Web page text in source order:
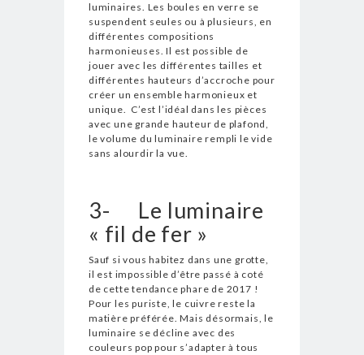
luminaires. Les boules en verre se
suspendent seules ou à plusieurs, en
différentes compositions
harmonieuses. Il est possible de
jouer avec les différentes tailles et
différentes hauteurs d’accroche pour
créer un ensemble harmonieux et
unique. C’est l’idéal dans les pièces
avec une grande hauteur de plafond,
le volume du luminaire rempli le vide
sans alourdir la vue.
3-
Le luminaire
« fil de fer »
Sauf si vous habitez dans une grotte,
il est impossible d’être passé à coté
de cette tendance phare de 2017 !
Pour les puriste, le cuivre reste la
matière préférée. Mais désormais, le
luminaire se décline avec des
couleurs pop pour s’adapter à tous